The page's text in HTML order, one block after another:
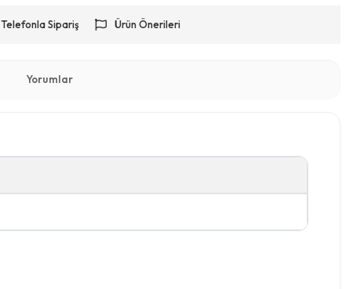
Telefonla Sipariş Ürün Önerileri
Yorumlar